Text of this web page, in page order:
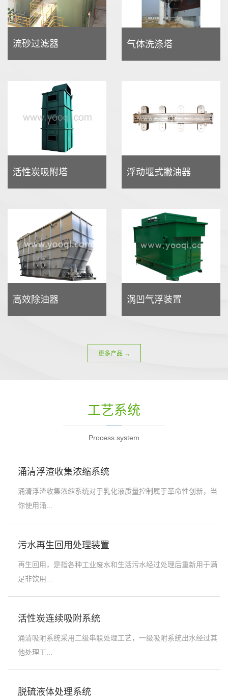
流砂过滤器 气体洗涤塔
活性炭吸附塔 浮动堰式撇油器
高效除油器 涡凹气浮装置
更多产品 →
工艺系统
Process system
涌清浮渣收集浓缩系统
涌清浮渣收集浓缩系统对于乳化液质量控制属于革命性创新，当
你使用涌...
污水再生回用处理装置
再生回用，是指各种工业废水和生活污水经过处理后重新用于满
足非饮用...
活性炭连续吸附系统
涌清吸附系统采用二级串联处理工艺，一级吸附系统出水经过其
他处理工...
脱硫液体处理系统